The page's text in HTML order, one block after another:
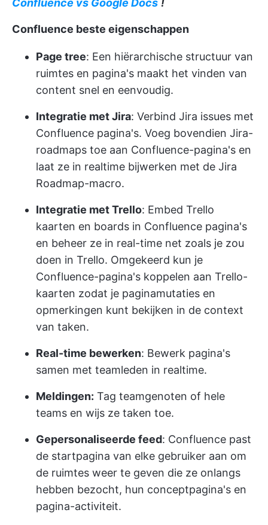
Confluence beste eigenschappen
Page tree: Een hiërarchische structuur van
ruimtes en pagina's maakt het vinden van
content snel en eenvoudig.
Integratie met Jira: Verbind Jira issues met
Confluence pagina's. Voeg bovendien Jira-
roadmaps toe aan Confluence-pagina's en
laat ze in realtime bijwerken met de Jira
Roadmap-macro.
Integratie met Trello: Embed Trello
kaarten en boards in Confluence pagina's
en beheer ze in real-time net zoals je zou
doen in Trello. Omgekeerd kun je
Confluence-pagina's koppelen aan Trello-
kaarten zodat je paginamutaties en
opmerkingen kunt bekijken in de context
van taken.
Real-time bewerken: Bewerk pagina's
samen met teamleden in realtime.
Meldingen: Tag teamgenoten of hele
teams en wijs ze taken toe.
Gepersonaliseerde feed: Confluence past
de startpagina van elke gebruiker aan om
de ruimtes weer te geven die ze onlangs
hebben bezocht, hun conceptpagina's en
pagina-activiteit.